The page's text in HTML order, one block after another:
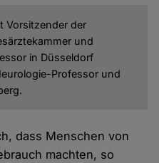
Vorsitzender der
und
in Düsseldorf
Professor und
dass Menschen von
machten, so